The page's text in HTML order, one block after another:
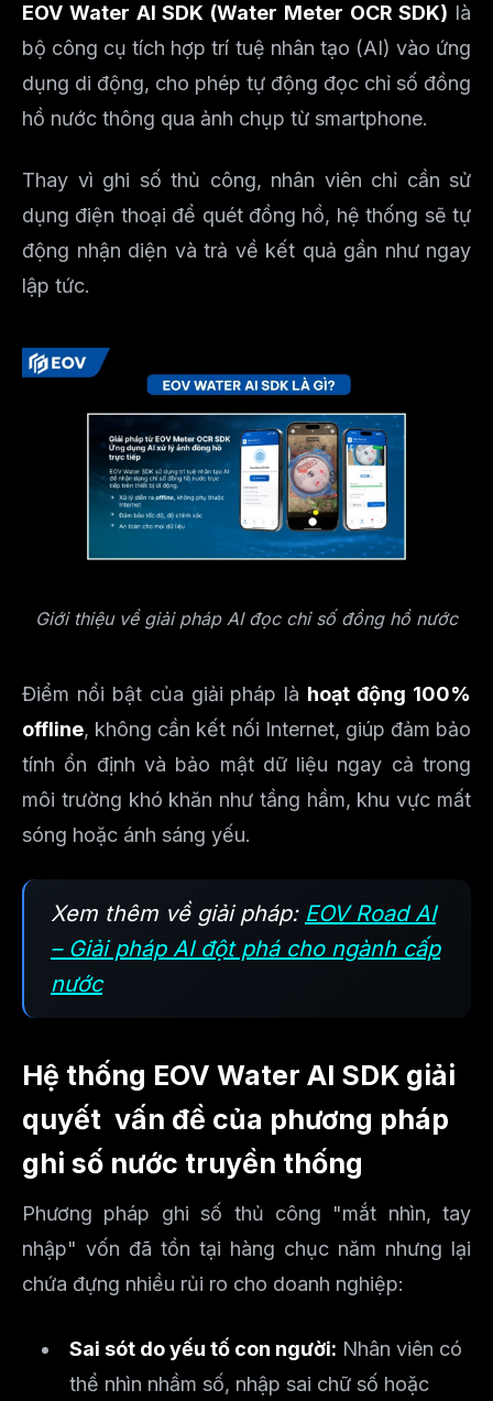
EOV Water AI SDK (Water Meter OCR SDK) là
bộ công cụ tích hợp trí tuệ nhân tạo (AI) vào ứng
dụng di động, cho phép tự động đọc chỉ số đồng
hồ nước thông qua ảnh chụp từ smartphone.
Thay vì ghi số thủ công, nhân viên chỉ cần sử
dụng điện thoại để quét đồng hồ, hệ thống sẽ tự
động nhận diện và trả về kết quả gần như ngay
lập tức.
Giới thiệu về giải pháp AI đọc chỉ số đồng hồ nước
Điểm nổi bật của giải pháp là hoạt động 100%
offline, không cần kết nối Internet, giúp đảm bảo
tính ổn định và bảo mật dữ liệu ngay cả trong
môi trường khó khăn như tầng hầm, khu vực mất
sóng hoặc ánh sáng yếu.
Xem thêm về giải pháp: EOV Road AI
– Giải pháp AI đột phá cho ngành cấp
nước
Hệ thống EOV Water AI SDK giải
quyết vấn đề của phương pháp
ghi số nước truyền thống
Phương pháp ghi số thủ công "mắt nhìn, tay
nhập" vốn đã tồn tại hàng chục năm nhưng lại
chứa đựng nhiều rủi ro cho doanh nghiệp:
Sai sót do yếu tố con người: Nhân viên có
thể nhìn nhầm số, nhập sai chữ số hoặc